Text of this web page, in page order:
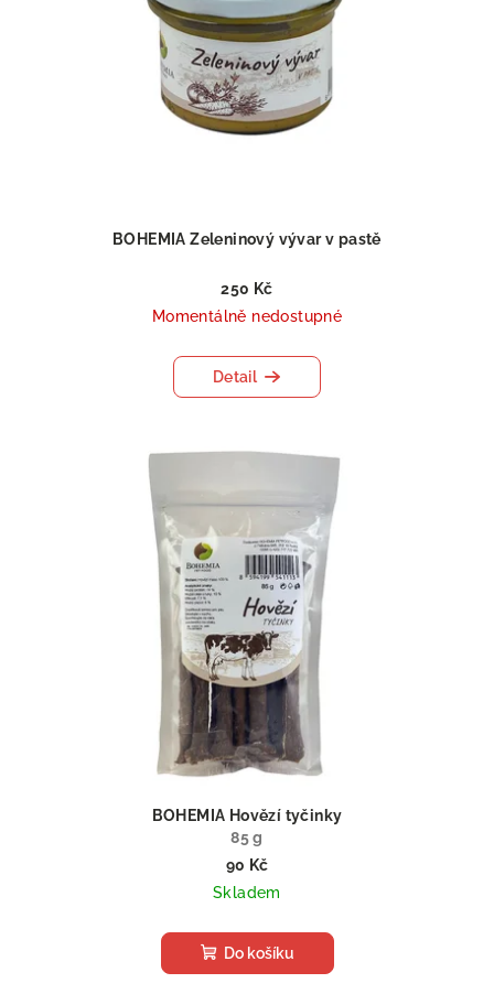
BOHEMIA Zeleninový vývar v pastě
250 Kč
Momentálně nedostupné
Detail
BOHEMIA Hovězí tyčinky
85 g
90 Kč
Skladem
Do košíku